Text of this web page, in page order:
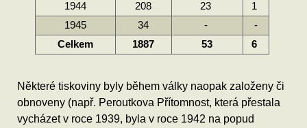
1944
208 23
1
1945
34 -
-
Celkem
1887 53 6
Některé tiskoviny byly během války naopak založeny či
obnoveny (např. Peroutkova Přítomnost, která přestala
vycházet v roce 1939, byla v roce 1942 na popud